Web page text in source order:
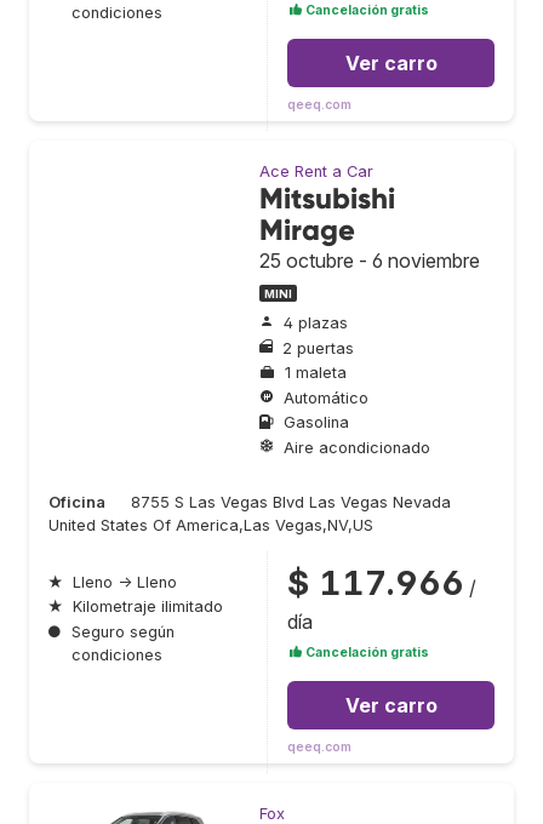
condiciones
Cancelación gratis
Ver carro
qeeq.com
Ace Rent a Car
Mitsubishi
Mirage
25 octubre - 6 noviembre
MINI
4 plazas
2 puertas
1 maleta
Automático
Gasolina
Aire acondicionado
Oficina
8755 S Las Vegas Blvd Las Vegas Nevada
United States Of America,Las Vegas,NV,US
★ Lleno → Lleno
★ Kilometraje ilimitado
● Seguro según
condiciones
$ 117.966 /
día
Cancelación gratis
Ver carro
qeeq.com
Fox